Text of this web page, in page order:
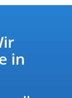
in